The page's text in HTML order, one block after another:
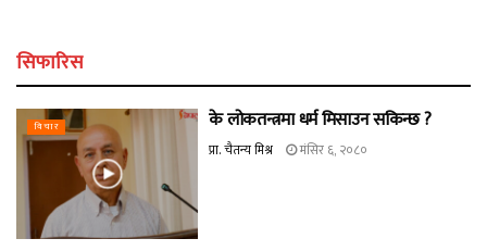
सिफारिस
विचार के लोकतन्त्रमा धर्म मिसाउन सकिन्छ ?
प्रा. चैतन्य मिश्र मंसिर ६, २०८०